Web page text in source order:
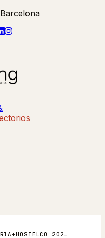
Barcelona
ALIMENTARIA+HOSTELCO 2026 POTENCIAN LA CONEXIÓN ENTRE LA INDUSTRIA Y LA HOSTELERÍA DEL FUTURO